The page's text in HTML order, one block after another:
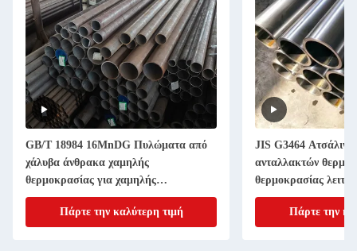
GB/T 18984 16MnDG Πυλώματα από
χάλυβα άνθρακα χαμηλής
θερμοκρασίας για χαμηλής
θερμοκρασίας
Πάρτε την καλύτερη τιμή
JIS G3464
ανταλλακτών
θερμοκρασίας
Πάρτε την